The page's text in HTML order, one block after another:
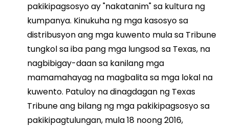
pakikipagsosyo ay "nakatanim" sa kultura ng
kumpanya. Kinukuha ng mga kasosyo sa
distribusyon ang mga kuwento mula sa Tribune
tungkol sa iba pang mga lungsod sa Texas, na
nagbibigay-daan sa kanilang mga
mamamahayag na magbalita sa mga lokal na
kuwento. Patuloy na dinagdagan ng Texas
Tribune ang bilang ng mga pakikipagsosyo sa
pakikipagtulungan, mula 18 noong 2016,